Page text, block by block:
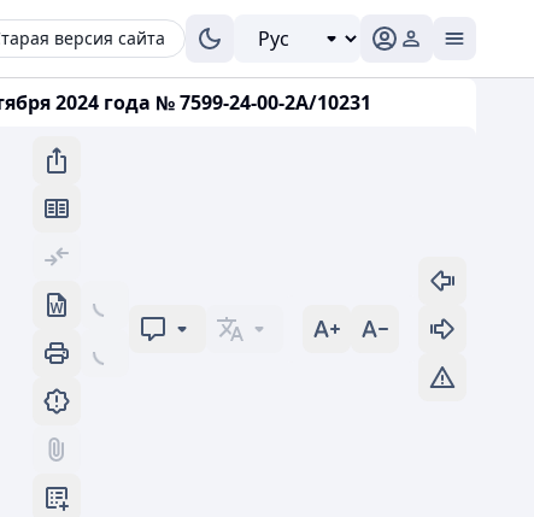
версия сайта
2024 года № 7599-24-00-2А/10231